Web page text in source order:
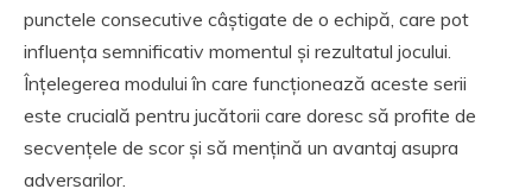
punctele consecutive câștigate de o echipă, care pot
influența semnificativ momentul și rezultatul jocului.
Înțelegerea modului în care funcționează aceste serii
este crucială pentru jucătorii care doresc să profite de
secvențele de scor și să mențină un avantaj asupra
adversarilor.